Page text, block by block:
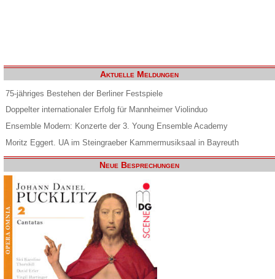
Aktuelle Meldungen
75-jähriges Bestehen der Berliner Festspiele
Doppelter internationaler Erfolg für Mannheimer Violinduo
Ensemble Modern: Konzerte der 3. Young Ensemble Academy
Moritz Eggert. UA im Steingraeber Kammermusiksaal in Bayreuth
Neue Besprechungen